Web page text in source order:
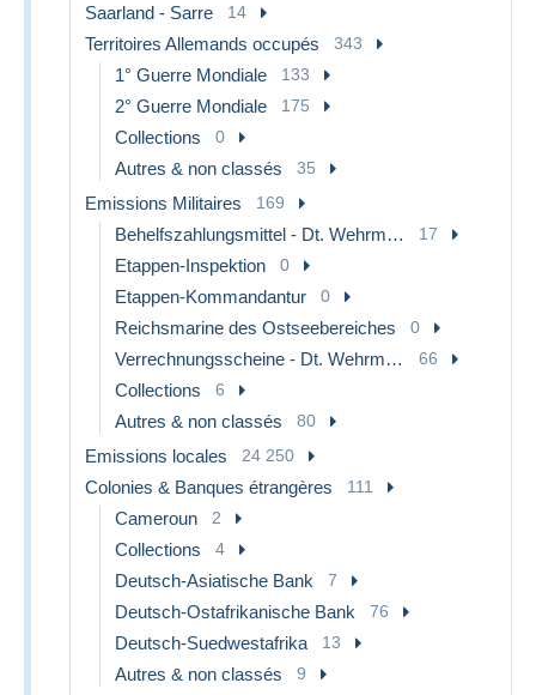
Saarland - Sarre 14
Territoires Allemands occupés 343
1° Guerre Mondiale 133
2° Guerre Mondiale 175
Collections 0
Autres & non classés 35
Emissions Militaires 169
Behelfszahlungsmittel - Dt. Wehrmacht 17
Etappen-Inspektion 0
Etappen-Kommandantur 0
Reichsmarine des Ostseebereiches 0
Verrechnungsscheine - Dt. Wehrmacht 66
Collections 6
Autres & non classés 80
Emissions locales 24 250
Colonies & Banques étrangères 111
Cameroun 2
Collections 4
Deutsch-Asiatische Bank 7
Deutsch-Ostafrikanische Bank 76
Deutsch-Suedwestafrika 13
Autres & non classés 9